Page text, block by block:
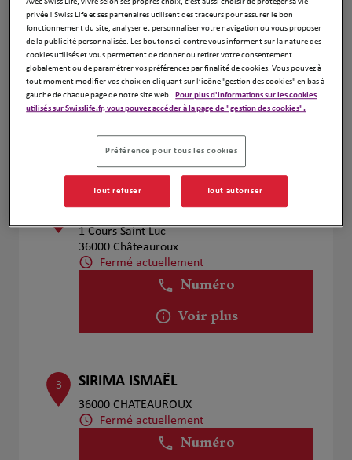
1
Arnaud CHARBONNIER et Cyrille
DACOURT
10 rue du Gatelet Launay
36600 La Vernelle
Fermé actuellement
Numéro
Julien Dussault
1 Cours Saint Luc
36000 Châteauroux
Fermé actuellement
Numéro
Voir plus
3 SIRIMA ISMAËL
36000 CHATEAUROUX
Fermé actuellement
Numéro
Avec Swiss Life, vivre selon ses propres choix, c’est aussi choisir de protéger sa vie
privée ! Swiss Life et ses partenaires utilisent des traceurs pour assurer le bon
fonctionnement du site, analyser et personnaliser votre navigation ou vous proposer
de la publicité personnalisée. Les boutons ci-contre vous informent sur la nature des
cookies utilisés et vous permettent de donner ou retirer votre consentement
globalement ou de paramétrer vos préférences par finalité de cookies. Vous pouvez à
tout moment modifier vos choix en cliquant sur l’icône "gestion des cookies" en bas à
gauche de chaque page de notre site web. Pour plus d'informations sur les cookies
utilisés sur Swisslife.fr, vous pouvez accéder à la page de "gestion des cookies".
Préférence pour tous les cookies
Tout refuser Tout autoriser